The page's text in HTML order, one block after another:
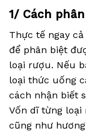
1/ Cách
Thực tế ngay
để phân biệt
loại rượu. Nếu
loại thức uống
cách nhận biết
Vốn dĩ từng loại
cũng như